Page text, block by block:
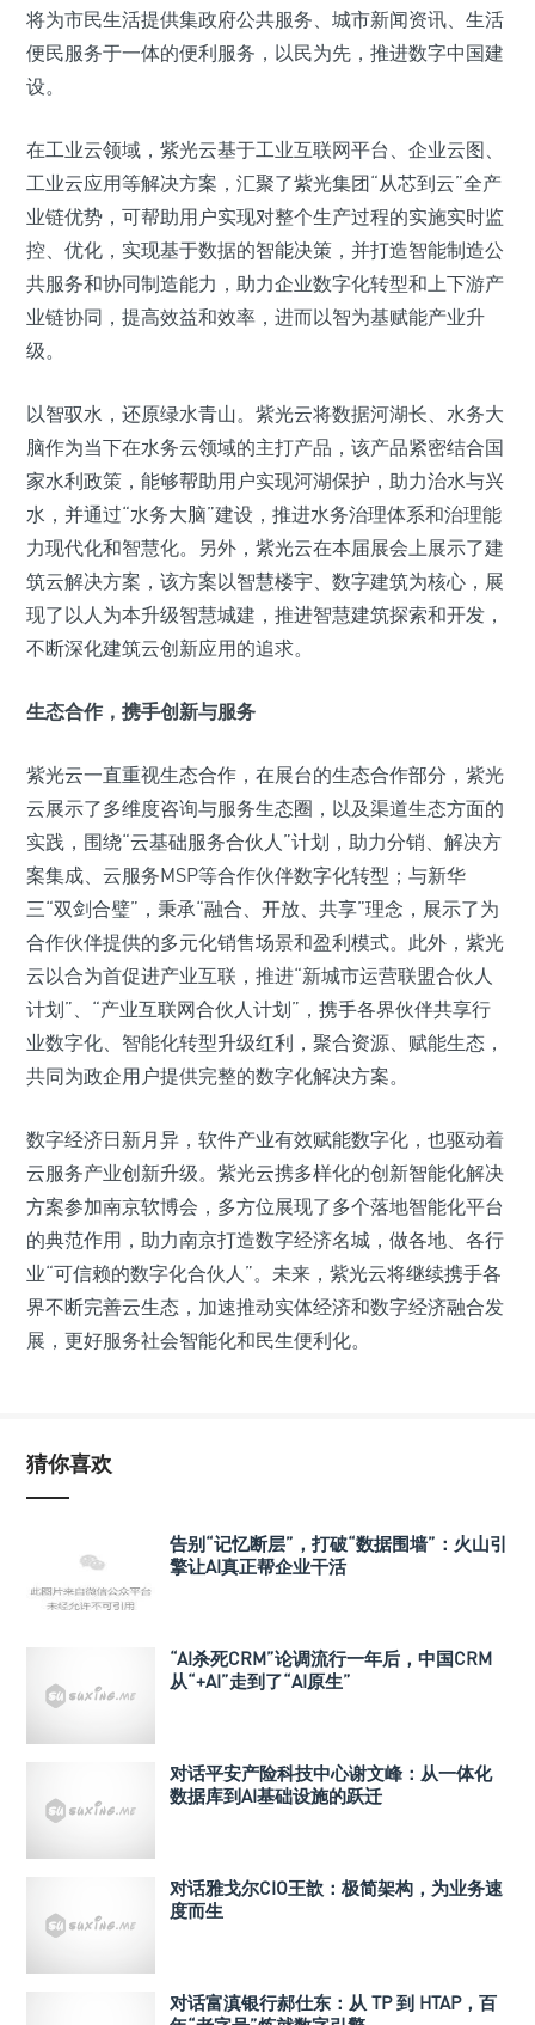
将为市民生活提供集政府公共服务、城市新闻资讯、生活
便民服务于一体的便利服务，以民为先，推进数字中国建
设。
在工业云领域，紫光云基于工业互联网平台、企业云图、
工业云应用等解决方案，汇聚了紫光集团“从芯到云”全产
业链优势，可帮助用户实现对整个生产过程的实施实时监
控、优化，实现基于数据的智能决策，并打造智能制造公
共服务和协同制造能力，助力企业数字化转型和上下游产
业链协同，提高效益和效率，进而以智为基赋能产业升
级。
以智驭水，还原绿水青山。紫光云将数据河湖长、水务大
脑作为当下在水务云领域的主打产品，该产品紧密结合国
家水利政策，能够帮助用户实现河湖保护，助力治水与兴
水，并通过“水务大脑”建设，推进水务治理体系和治理能
力现代化和智慧化。另外，紫光云在本届展会上展示了建
筑云解决方案，该方案以智慧楼宇、数字建筑为核心，展
现了以人为本升级智慧城建，推进智慧建筑探索和开发，
不断深化建筑云创新应用的追求。
生态合作，携手创新与服务
紫光云一直重视生态合作，在展台的生态合作部分，紫光
云展示了多维度咨询与服务生态圈，以及渠道生态方面的
实践，围绕“云基础服务合伙人”计划，助力分销、解决方
案集成、云服务MSP等合作伙伴数字化转型；与新华
三“双剑合璧”，秉承“融合、开放、共享”理念，展示了为
合作伙伴提供的多元化销售场景和盈利模式。此外，紫光
云以合为首促进产业互联，推进“新城市运营联盟合伙人
计划”、“产业互联网合伙人计划”，携手各界伙伴共享行
业数字化、智能化转型升级红利，聚合资源、赋能生态，
共同为政企用户提供完整的数字化解决方案。
数字经济日新月异，软件产业有效赋能数字化，也驱动着
云服务产业创新升级。紫光云携多样化的创新智能化解决
方案参加南京软博会，多方位展现了多个落地智能化平台
的典范作用，助力南京打造数字经济名城，做各地、各行
业“可信赖的数字化合伙人”。未来，紫光云将继续携手各
界不断完善云生态，加速推动实体经济和数字经济融合发
展，更好服务社会智能化和民生便利化。
猜你喜欢
告别“记忆断层”，打破“数据围墙”：火山引
擎让AI真正帮企业干活
“AI杀死CRM”论调流行一年后，中国CRM
从“+AI”走到了“AI原生”
对话平安产险科技中心谢文峰：从一体化
数据库到AI基础设施的跃迁
对话雅戈尔CIO王歆：极简架构，为业务速
度而生
对话富滇银行郝仕东：从 TP 到 HTAP，百